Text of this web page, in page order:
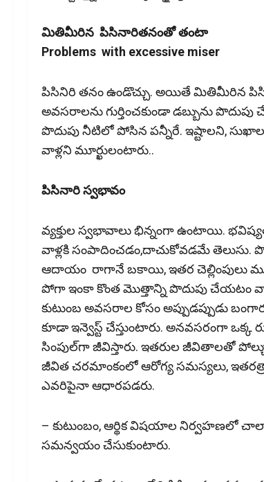
మితిమీరిన పిసినారిత‌నంతో తంటా
Problems with excessive miser
పిసినిరి త‌నం ఉండొచ్చు. అయితే మితిమీరిన
అవసరాలను గుర్తించకుండా డబ్బును
పొదుపు నీటిలో పోసిన పన్నీరే. ఇష్టాలని,
వాళ్లని మూర్ఖులంటారు..
పిసినారి స్వ‌భావం
వ్య‌క్తుల స్వ‌భావాలు భిన్నంగా ఉంటాయి.
వాళ్ల‌కి సంపాదించ‌డం,దాచుకోవ‌డ‌మే తెలుసు.
ఆదాయం రాగానే బకాయి, ఇతర చెల్లింపులు
పోగా ఇంకా కొంత మొత్తాన్ని పొదుపు చేయటం
కుటుంబ అవ‌స‌రాల కోసం అప్పుడ‌ప్పుడు
కూడా ఇన్వెస్ట్ చేస్తుంటారు. అన‌వ‌స‌రంగా
సింపుల్‌గా జీవిస్తారు. ఇత‌రుల జీవితాల‌తో
జీవిత చ‌రమాంకంలో ఆరోగ్య స‌మ‌స్య‌లు, ఇత‌ర‌త్రా
ఎవ‌రిపైనా ఆధార‌ప‌డ‌రు.
– కుటుంబం, ఆర్థిక విషయాల నిర్వహణలో చాలా
సమన్వయం చేసుకుంటారు.